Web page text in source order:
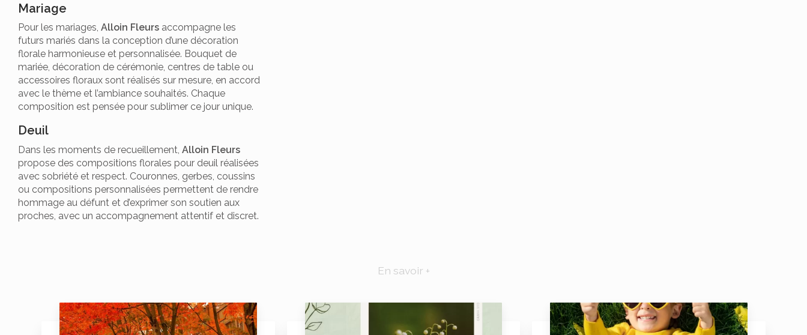
Mariage
Pour les mariages, Alloin Fleurs accompagne les
futurs mariés dans la conception d’une décoration
florale harmonieuse et personnalisée. Bouquet de
mariée, décoration de cérémonie, centres de table ou
accessoires floraux sont réalisés sur mesure, en accord
avec le thème et l’ambiance souhaités. Chaque
composition est pensée pour sublimer ce jour unique.
Deuil
Dans les moments de recueillement, Alloin Fleurs
propose des compositions florales pour deuil réalisées
avec sobriété et respect. Couronnes, gerbes, coussins
ou compositions personnalisées permettent de rendre
hommage au défunt et d’exprimer son soutien aux
proches, avec un accompagnement attentif et discret.
En savoir +